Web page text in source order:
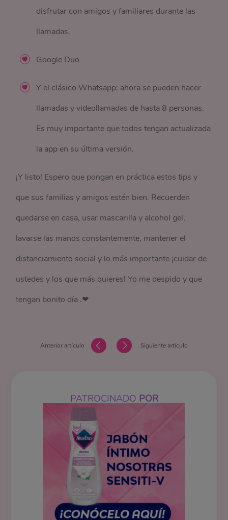
disfrutar con amigos y familiares durante las
llamadas.
Google Duo
Y el clásico Whatsapp: ahora se pueden hacer
llamadas y videollamadas de hasta 8 personas.
Es muy importante que todos tengan actualizada
la app en su última versión.
¡Y listo! Espero que pongan en práctica estos tips y
que sus familias y amigos estén bien. Recuerden
quedarse en casa, usar mascarilla y alcohol gel,
lavarse las manos constantemente, mantener el
distanciamiento social y lo más importante ¡cuidar de
ustedes y los que más quieres! Yo me despido y que
tengan bonito día .❤
Anterior artículo Siguiente artículo
PATROCINADO POR